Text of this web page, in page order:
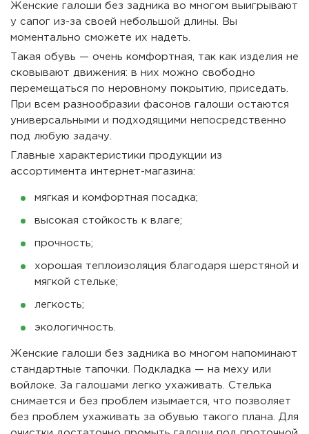
Женские галоши без задника во многом выигрывают
у сапог из-за своей небольшой длины. Вы
моментально сможете их надеть.
Такая обувь — очень комфортная, так как изделия не
сковывают движения: в них можно свободно
перемещаться по неровному покрытию, приседать.
При всем разнообразии фасонов галоши остаются
универсальными и подходящими непосредственно
под любую задачу.
Главные характеристики продукции из
ассортимента интернет-магазина:
мягкая и комфортная посадка;
высокая стойкость к влаге;
прочность;
хорошая теплоизоляция благодаря шерстяной и
мягкой стельке;
легкость;
экологичность.
Женские галоши без задника во многом напоминают
стандартные тапочки. Подкладка — на меху или
войлоке. За галошами легко ухаживать. Стелька
снимается и без проблем изымается, что позволяет
без проблем ухаживать за обувью такого плана. Для